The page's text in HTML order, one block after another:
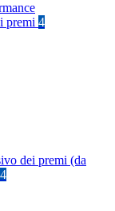
premi 4
dei premi (da
4